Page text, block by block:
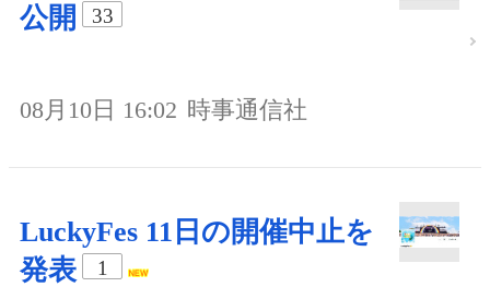
公開
33
08月10日 16:02 時事通信社
LuckyFes 11日の開催中止を
発表
1